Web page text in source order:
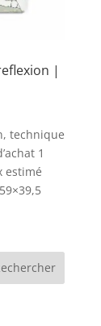
|
technique
1
estimé